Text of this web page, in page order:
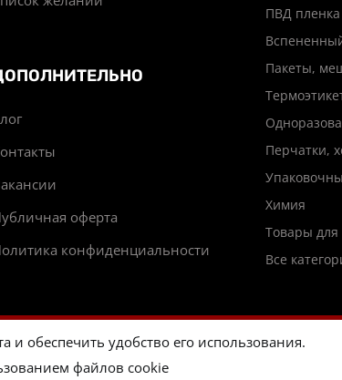
оферта
конфиденциальности
ПВД пленка
Пакеты,
Перчатки,
Химия
Товары для
Все
и обеспечить удобство его использования.
файлов cookie